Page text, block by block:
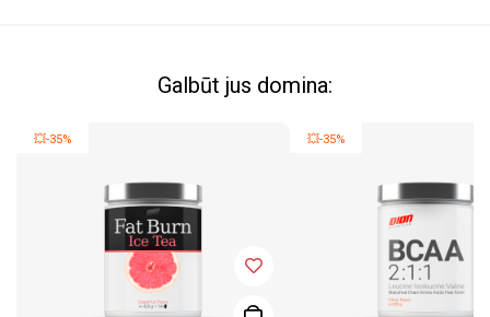
Galbūt jus domina:
💥-35% 💥-35%